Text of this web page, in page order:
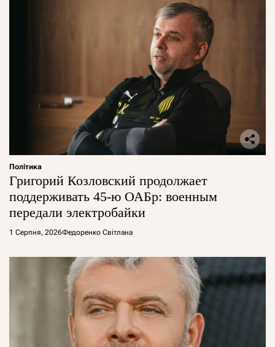
Політика
Григорий Козловский продолжает
поддерживать 45-ю ОАБр: военным
передали электробайки
1 Серпня, 2026Федоренко Світлана